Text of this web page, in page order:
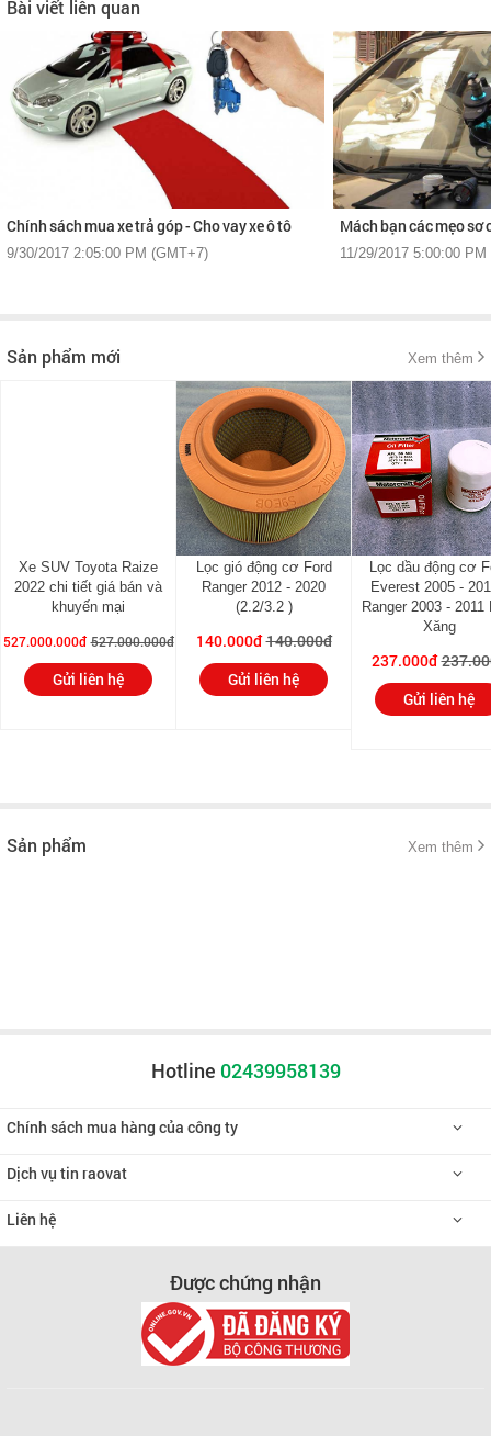
Bài viết liên quan
Chính sách mua xe trả góp - Cho vay xe ô tô
9/30/2017 2:05:00 PM (GMT+7)
Mách bạn các mẹo sơ
11/29/2017 5:00:00
Sản phẩm mới Xem thêm
Xe SUV Toyota Raize
2022 chi tiết giá bán và
khuyến mại
527.000.000đ 527.000.000đ
Gửi liên hệ
Lọc gió động cơ Ford
Ranger 2012 - 2020
(2.2/3.2 )
140.000đ 140.000đ
Gửi liên hệ
Lọc dầu động cơ
Everest 2005 -
Ranger 2003 - 2011
Xăng
237.000đ
Gửi liên hệ
Sản phẩm Xem thêm
Hotline 02439958139
Chính sách mua hàng của công ty
Dịch vụ tin raovat
Liên hệ
Được chứng nhận